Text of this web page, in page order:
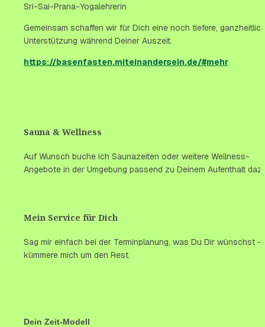
Sri-Sai-Prana-Yogalehrerin
Gemeinsam schaffen wir für Dich eine noch tiefere,
Unterstützung während Deiner Auszeit.
https://basenfasten.miteinandersein.de/#mehr
Sauna & Wellness
Auf Wunsch buche ich Saunazeiten oder weitere Wellness-
Angebote in der Umgebung passend zu Deinem Aufenthalt
Mein Service für Dich
Sag mir einfach bei der Terminplanung, was Du Dir wünschst –
kümmere mich um den Rest.
Dein Zeit-Modell